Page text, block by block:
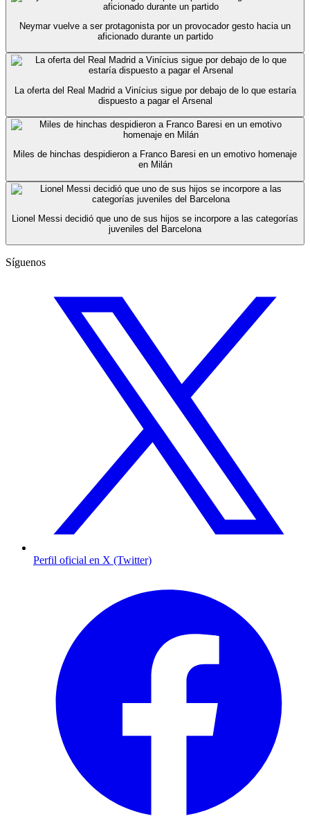
Neymar vuelve a ser protagonista por un provocador gesto hacia un
aficionado durante un partido
La oferta del Real Madrid a Vinícius sigue por debajo de lo que estaría
dispuesto a pagar el Arsenal
Miles de hinchas despidieron a Franco Baresi en un emotivo homenaje
en Milán
Lionel Messi decidió que uno de sus hijos se incorpore a las categorías
juveniles del Barcelona
Síguenos
Perfil oficial en X (Twitter)